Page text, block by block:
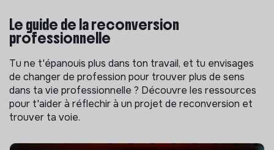
Le guide de la reconversion
professionnelle
Tu ne t'épanouis plus dans ton travail, et tu envisages
de changer de profession pour trouver plus de sens
dans ta vie professionnelle ? Découvre les ressources
pour t'aider à réflechir à un projet de reconversion et
trouver ta voie.